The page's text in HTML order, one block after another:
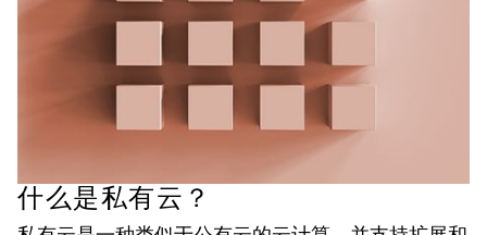
什么是私有云？